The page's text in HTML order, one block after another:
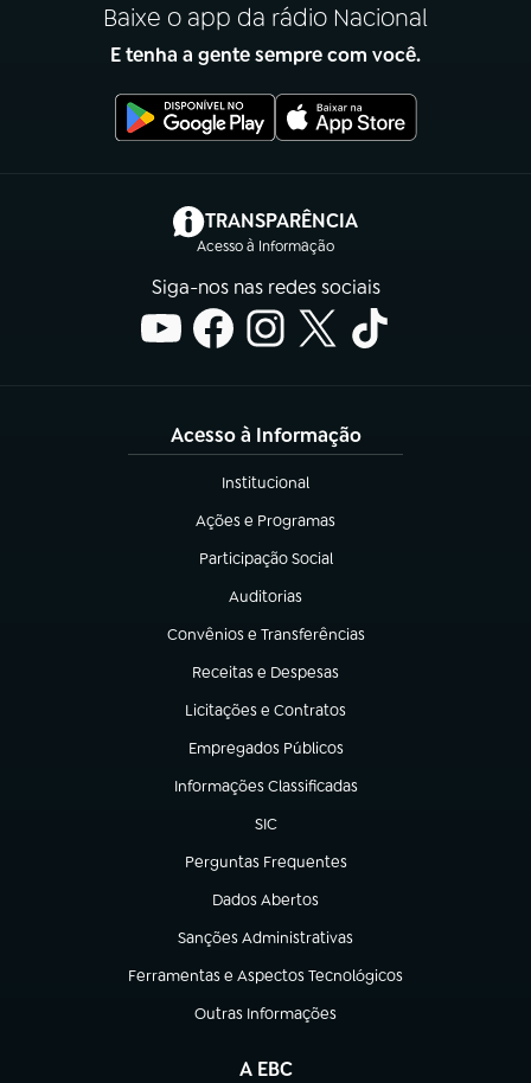
Baixe o app da rádio Nacional
E tenha a gente sempre com você.
TRANSPARÊNCIA
Acesso à Informação
(abre em nova aba)
Siga-nos nas redes sociais
Acesso à Informação
Institucional
(abre em nova aba)
Ações e Programas
(abre em nova aba)
Participação Social
(abre em nova aba)
Auditorias
(abre em nova aba)
Convênios e Transferências
(abre em nova aba)
Receitas e Despesas
(abre em nova aba)
Licitações e Contratos
(abre em nova aba)
Empregados Públicos
(abre em nova aba)
Informações Classificadas
(abre em nova aba)
SIC
(abre em nova aba)
Perguntas Frequentes
(abre em nova aba)
Dados Abertos
(abre em nova aba)
Sanções Administrativas
(abre em nova aba)
Ferramentas e Aspectos Tecnológicos
(abre em nova aba)
Outras Informações
(abre em nova aba)
A EBC